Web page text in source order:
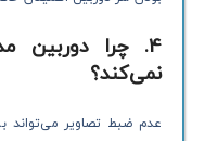
4. چرا دوربین
نمی‌کند؟
عدم ضبط تصاویر می‌تواند